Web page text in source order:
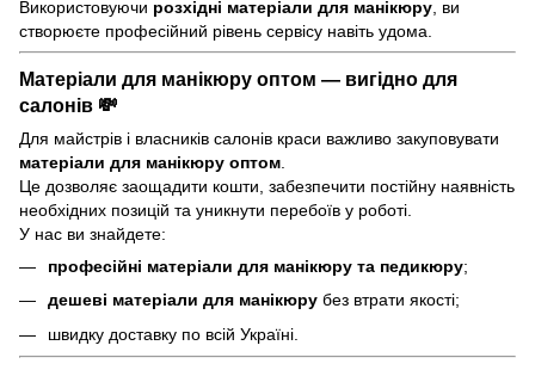
Використовуючи розхідні матеріали для манікюру , ви
створюєте професійний рівень сервісу навіть удома.
Матеріали для манікюру оптом — вигідно для
салонів 💸
Для майстрів і власників салонів краси важливо закуповувати
матеріали для манікюру оптом
Це дозволяє заощадити кошти, забезпечити постійну наявність
необхідних позицій та уникнути перебоїв у роботі.
У нас ви знайдете:
професійні матеріали для манікюру та педикюру;
дешеві матеріали для манікюру без втрати якості;
швидку доставку по всій Україні.